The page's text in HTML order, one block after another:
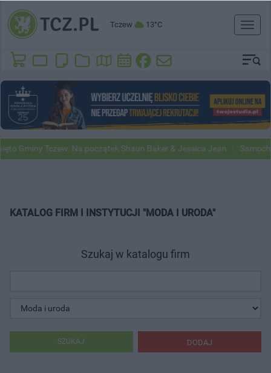
Tczew 13°C
Toggle
Gminy Tczew. Na początek Shaun Baker & Jessica Jean
KATALOG FIRM I INSTYTUCJI "MODA I URODA"
Szukaj w katalogu firm
DODAJ
SZUKAJ